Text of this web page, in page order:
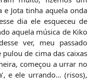
Jota tinha aquela onda
dia ele esqueceu de
aquela música de Kiko
ver, meu passado
de cima das caixas
começou a urrar no
e ele urrando… (risos),